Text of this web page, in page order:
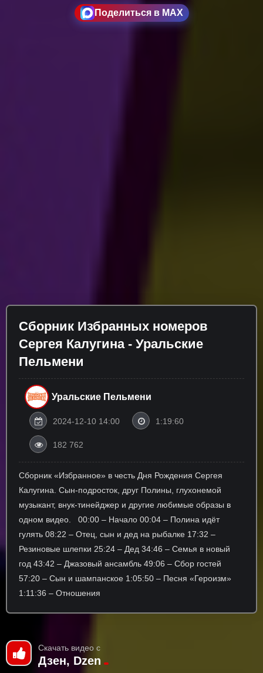
Поделиться в MAX
Сборник Избранных номеров
Сергея Калугина - Уральские
Пельмени
Уральские Пельмени
2024-12-10 14:00 1:19:60
182 762
Сборник «Избранное» в честь Дня Рождения Сергея
Калугина. Сын-подросток, друг Полины, глухонемой
музыкант, внук-тинейджер и другие любимые образы в
одном видео. 00:00 – Начало 00:04 – Полина идёт
гулять 08:22 – Отец, сын и дед на рыбалке 17:32 –
Резиновые шлепки 25:24 – Дед 34:46 – Семья в новый
год 43:42 – Джазовый ансамбль 49:06 – Сбор гостей
57:20 – Сын и шампанское 1:05:50 – Песня «Героизм»
1:11:36 – Отношения
Скачать видео с
Дзен, Dzen